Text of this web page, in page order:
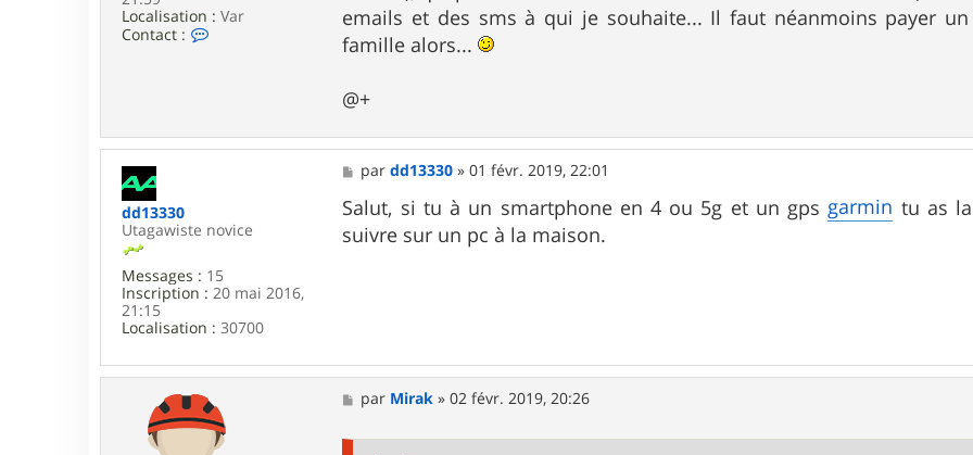
Localisation : Var
Contact :
t
e
r
a
emails et des sms à qui je souhaite... Il faut néanmoins payer
famille alors...
@+
dd13330
Utagawiste novice
Messages : 15
Inscription : 20 mai 2016,
21:15
Localisation : 30700
M
e
s
s
a
pardd13330 »01 févr. 2019, 22:01
Salut, si tu à un smartphone en 4 ou 5g et un gpsgarmin tu as
suivre sur un pc à la maison.
M
e
par Mirak »02 févr. 2019, 20:26